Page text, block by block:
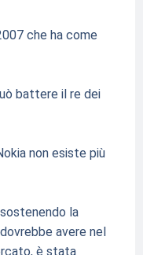
che ha come
battere il re dei
non esiste più
la
avere nel
è stata